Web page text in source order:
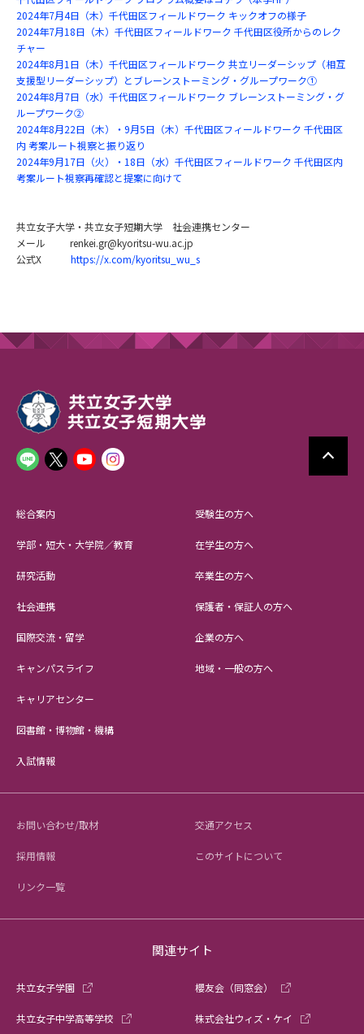
2024年7月4日（木）千代田区フィールドワーク キックオフの様子
2024年7月18日（木）千代田区フィールドワーク 千代田区役所からのレク
チャー
2024年8月1日（木）千代田区フィールドワーク 共立リーダーシップ（相互
支援型リーダーシップ）とブレーンストーミング・グループワーク①
2024年8月7日（水）千代田区フィールドワーク ブレーンストーミング・グ
ループワーク②
2024年8月22日（木）・9月5日（木）千代田区フィールドワーク 千代田区
内 考案ルート視察と振り返り
2024年9月17日（火）・18日（水）千代田区フィールドワーク 千代田区内
考案ルート視察再確認と提案に向けて
共立女子大学・共立女子短期大学 社会連携センター
メール renkei.gr@kyoritsu-wu.ac.jp
公式X https://x.com/kyoritsu_wu_s
総合案内
学部・短大・大学院／教育
研究活動
社会連携
国際交流・留学
キャンパスライフ
キャリアセンター
図書館・博物館・機構
入試情報
受験生の方へ
在学生の方へ
卒業生の方へ
保護者・保証人の方へ
企業の方へ
地域・一般の方へ
お問い合わせ/取材 交通アクセス
採用情報 このサイトについて
リンク一覧
関連サイト
共立女子学園
共立女子中学高等学校
櫻友会（同窓会）
株式会社ウィズ・ケイ